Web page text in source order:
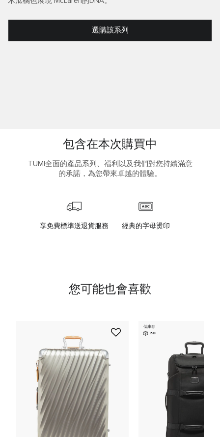
選購該系列
包含在本次購買中
TUMI全面的產品系列、福利以及我們對您持續滿意
的承諾，為您帶來卓越的體驗。
享免費標準送退貨服務 經典的字母燙印
您可能也會喜歡
低庫存
3D